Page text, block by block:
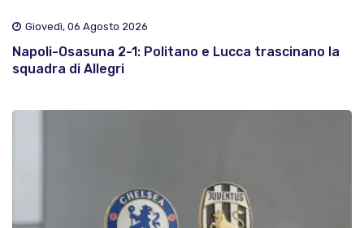
Giovedì, 06 Agosto 2026
Napoli-Osasuna 2-1: Politano e Lucca trascinano la
squadra di Allegri